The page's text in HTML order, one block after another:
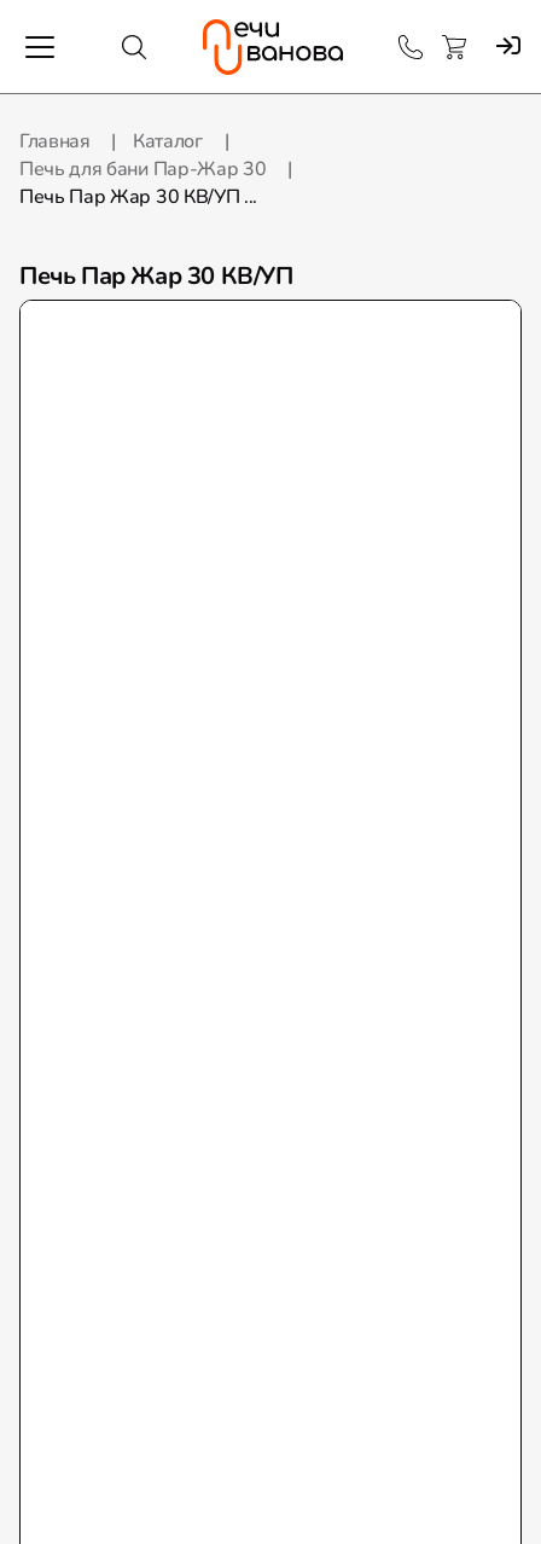
Главная
Каталог
Печь для бани Пар-Жар 30
Печь Пар Жар 30 КВ/УП ...
Печь Пар Жар 30 КВ/УП